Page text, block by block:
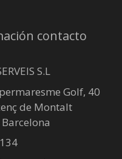
contacto
S.L
Golf, 40
de Montalt